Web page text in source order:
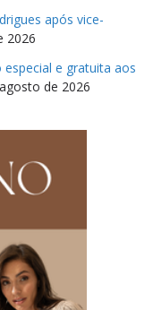
após vice-
2026
e gratuita aos
de 2026